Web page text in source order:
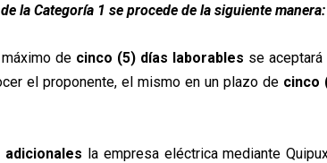
la Categoría 1 se procede de la siguiente manera:
de cinco (5) días laborables se
el proponente, el mismo en un plazo de cinco
la empresa eléctrica mediante